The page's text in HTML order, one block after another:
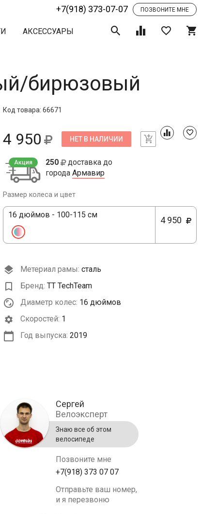
+7(918) 373-07-07 ПОЗВОНИТЕ МНЕ
АКСЕССУАРЫ
бирюзовый
Код товара: 66671
4 950 НЕТ В НАЛИЧИИ
Акция 250
доставка до
города Армавир
Размер колеса и цвет
16 дюймов - 100-115 см
4 950
Метериал рамы: сталь
Бренд: TT TechTeam
Диаметр колес: 16 дюймов
Cкоростей: 1
Год выпуска: 2019
Сергей
Велоэксперт
Знаю все об этом
велосипеде
Позвоните мне
+7(918) 373 07 07
Отправьте ваш номер,
и я перезвоню